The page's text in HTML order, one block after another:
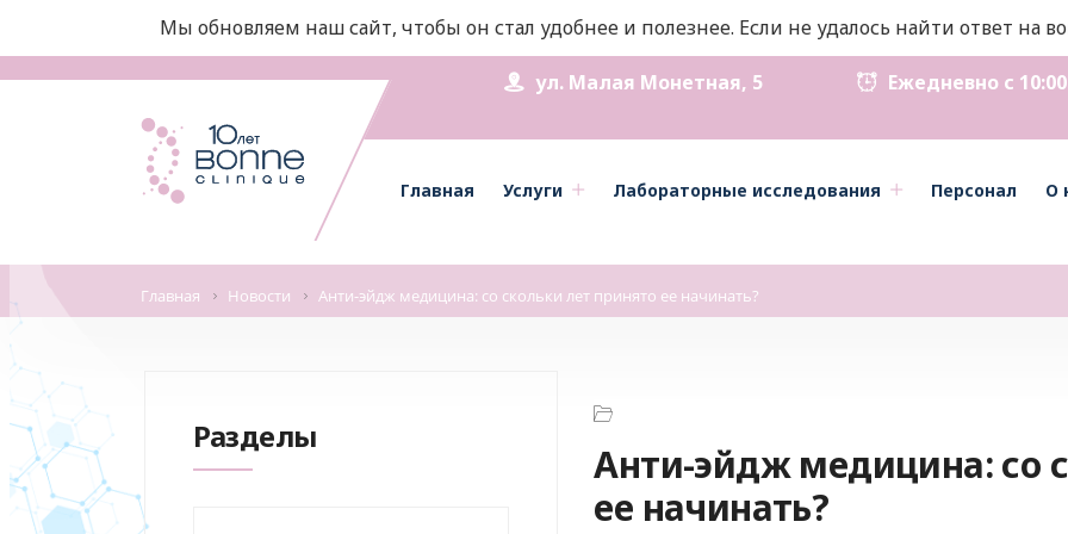
Мы обновляем наш сайт, чтобы он стал удобнее и полезнее. Если не удалось найти ответ на
ул. Малая Монетная, 5
Ежедневно с
Главная Услуги Лабораторные исследования Персонал О
Главная Новости Анти-эйдж медицина: со скольки лет принято ее начинать?
Разделы
Анти-эйдж медицина: со
ее начинать?